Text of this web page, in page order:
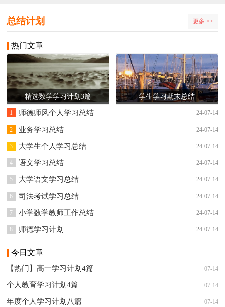
总结计划 更多 >>
热门文章
精选数学学习计划3篇 学生学习期末总结
1 师德师风个人学习总结 24-07-14
2 业务学习总结 24-07-14
3 大学生个人学习总结 24-07-14
4 语文学习总结 24-07-14
5 大学语文学习总结 24-07-14
6 司法考试学习总结 24-07-14
7 小学数学教师工作总结 24-07-14
8 师德学习计划 24-07-14
今日文章
【热门】高一学习计划4篇 07-14
个人教育学习计划4篇 07-14
年度个人学习计划八篇 07-14